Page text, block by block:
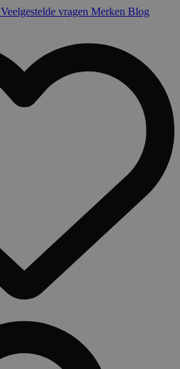
Veelgestelde vragen Merken Blog